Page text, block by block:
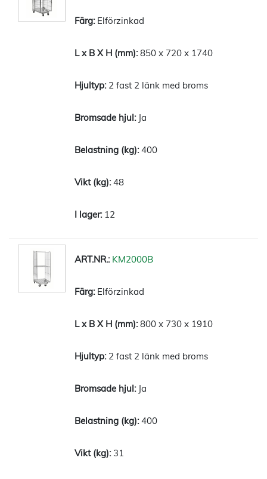
Elförzinkad
850 x 720 x 1740
2 fast 2 länk med broms
Ja
400
48
12
KM2000B
Elförzinkad
800 x 730 x 1910
2 fast 2 länk med broms
Ja
400
31